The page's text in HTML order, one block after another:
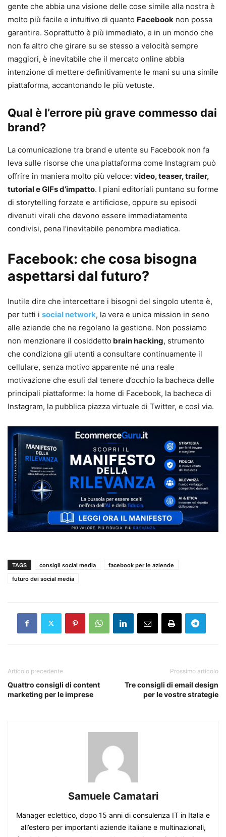
gente che abbia una visione delle cose simile alla nostra è
molto più facile e intuitivo di quanto Facebook non possa
garantire. Soprattutto è più immediato, e in un mondo che
non fa altro che girare su se stesso a velocità sempre
maggiori, è inevitabile che il mercato online abbia
intenzione di mettere definitivamente le mani su una simile
piattaforma, accantonando le più vetuste.
Qual è l’errore più grave commesso dai
brand?
La comunicazione tra brand e utente su Facebook non fa
leva sulle risorse che una piattaforma come Instagram può
offrire in maniera molto più veloce: video, teaser, trailer,
tutorial e GIFs d’impatto. I piani editoriali puntano su forme
di storytelling forzate e artificiose, oppure su episodi
divenuti virali che devono essere immediatamente
condivisi, pena l’inevitabile penombra mediatica.
Facebook: che cosa bisogna
aspettarsi dal futuro?
Inutile dire che intercettare i bisogni del singolo utente è,
per tutti i social network, la vera e unica mission in seno
alle aziende che ne regolano la gestione. Non possiamo
non menzionare il cosiddetto brain hacking, strumento
che condiziona gli utenti a consultare continuamente il
cellulare, senza motivo apparente né una reale
motivazione che esuli dal tenere d’occhio la bacheca delle
principali piattaforme: la home di Facebook, la bacheca di
Instagram, la pubblica piazza virtuale di Twitter, e così via.
TAGS consigli social media
facebook per le aziende
futuro dei social media
Articolo precedente
Quattro consigli di content
marketing per le imprese
Prossimo articolo
Tre consigli di email design
per le vostre strategie
Samuele Camatari
Manager eclettico, dopo 15 anni di consulenza IT in Italia e
all’estero per importanti aziende italiane e multinazionali,